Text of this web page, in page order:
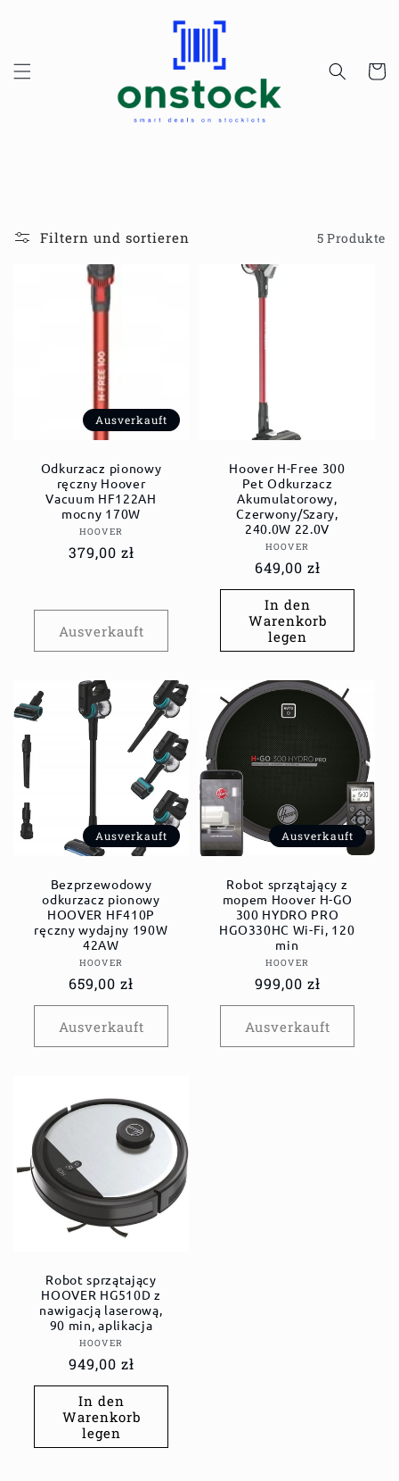
Filtern und sortieren 5 Produkte
Ausverkauft
Odkurzacz pionowy
ręczny Hoover
Vacuum HF122AH
mocny 170W
Anbieter:
HOOVER
Normaler
379,00 zł
Ausverkauft
Hoover H-Free 300
Pet Odkurzacz
Akumulatorowy,
Czerwony/Szary,
240.0W 22.0V
Anbieter:
HOOVER
Normaler
Preis
649,00 zł
In den
Warenkorb
legen
Ausverkauft
Bezprzewodowy
odkurzacz pionowy
HOOVER HF410P
ręczny wydajny 190W
42AW
Anbieter:
HOOVER
Normaler
Preis
659,00 zł
Ausverkauft
Ausverkauft
Robot sprzątający z
mopem Hoover H-GO
300 HYDRO PRO
HGO330HC Wi-Fi, 120
min
Anbieter:
HOOVER
Normaler
Preis
999,00 zł
Ausverkauft
Robot sprzątający
HOOVER HG510D z
nawigacją laserową,
90 min, aplikacja
Anbieter:
HOOVER
Normaler
Preis
949,00 zł
In den
Warenkorb
legen